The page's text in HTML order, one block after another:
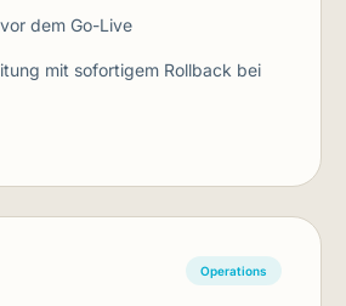
dem Go-Live
mit sofortigem Rollback bei
Operations